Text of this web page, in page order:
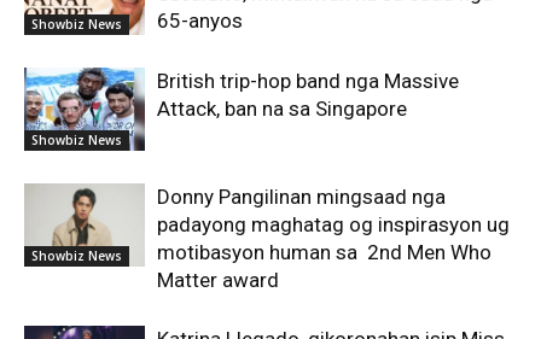
Showbiz News
65-anyos
Showbiz News
British trip-hop band nga Massive
Attack, ban na sa Singapore
Showbiz News
Donny Pangilinan mingsaad nga
padayong maghatag og inspirasyon ug
motibasyon human sa 2nd Men Who
Matter award